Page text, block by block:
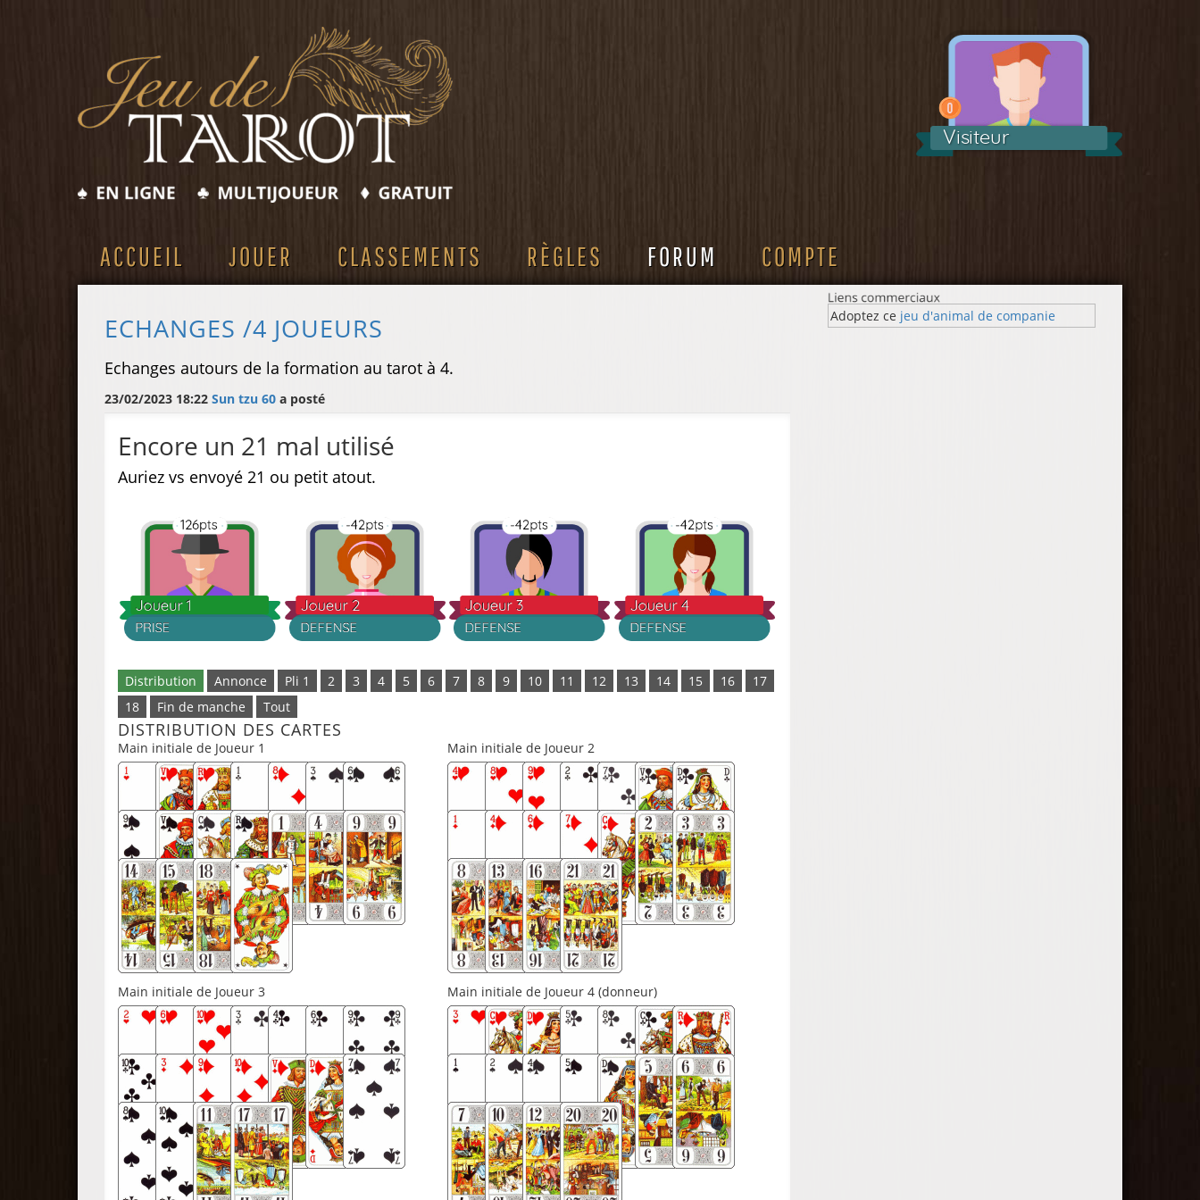
Visiteur
ACCUEIL JOUER CLASSEMENTS RÈGLES FORUM COMPTE
Adoptez ce jeu d'animal de companie
ECHANGES /4 JOUEURS
Echanges autours de la formation au tarot à 4.
23/02/2023 18:22 Sun tzu 60 a posté
Encore un 21 mal utilisé
Auriez vs envoyé 21 ou petit atout.
Distribution Annonce Pli 1 2 3 4 5 6 7 8 9 10 11 12 13 14 15 16
17
18
Fin de manche Tout
DISTRIBUTION DES CARTES
Main initiale de Joueur 1 Main initiale de Joueur 2
Main initiale de Joueur 3 Main initiale de Joueur 4 (donneur)